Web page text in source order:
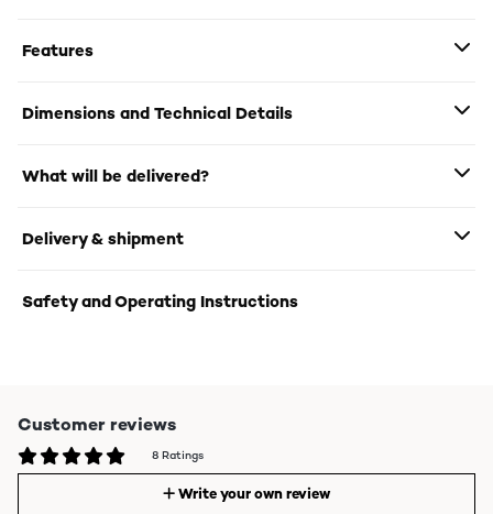
Features
Dimensions and Technical Details
What will be delivered?
Delivery & shipment
Safety and Operating Instructions
Customer reviews
8 Ratings
Write your own review